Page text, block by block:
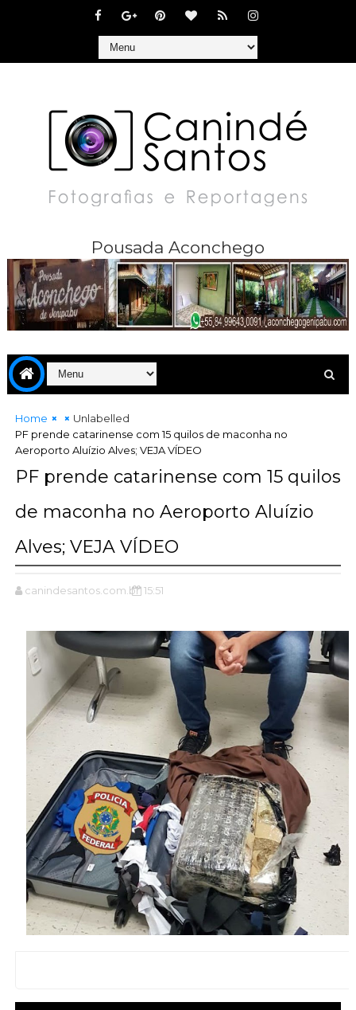
Pousada Aconchego
Home
Unlabelled
PF prende catarinense com 15 quilos de maconha no
Aeroporto Aluízio Alves; VEJA VÍDEO
PF prende catarinense com 15 quilos
de maconha no Aeroporto Aluízio
Alves; VEJA VÍDEO
canindesantos.com.br 15:51